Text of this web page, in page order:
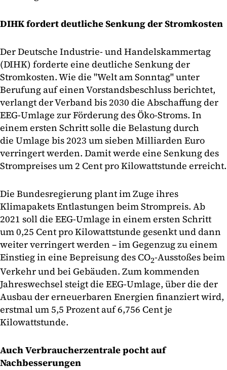
DIHK fordert deutliche Senkung der Stromkosten
Der Deutsche Industrie- und Handelskammertag
(DIHK) forderte eine deutliche Senkung der
Stromkosten. Wie die "Welt am Sonntag" unter
Berufung auf einen Vorstandsbeschluss berichtet,
verlangt der Verband bis 2030 die Abschaffung der
EEG-Umlage zur Förderung des Öko-Stroms. In
einem ersten Schritt solle die Belastung durch
die Umlage bis 2023 um sieben Milliarden Euro
verringert werden. Damit werde eine Senkung des
Strompreises um 2 Cent pro Kilowattstunde erreicht.
Die Bundesregierung plant im Zuge ihres
Klimapakets Entlastungen beim Strompreis. Ab
2021 soll die EEG-Umlage in einem ersten Schritt
um 0,25 Cent pro Kilowattstunde gesenkt und dann
weiter verringert werden – im Gegenzug zu einem
Einstieg in eine Bepreisung des CO2-Ausstoßes beim
Verkehr und bei Gebäuden. Zum kommenden
Jahreswechsel steigt die EEG-Umlage, über die der
Ausbau der erneuerbaren Energien finanziert wird,
erstmal um 5,5 Prozent auf 6,756 Cent je
Kilowattstunde.
Auch Verbraucherzentrale pocht auf
Nachbesserungen